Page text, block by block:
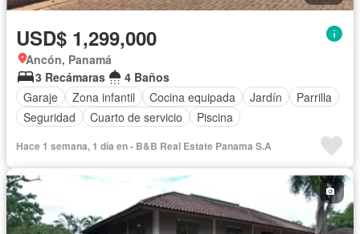
USD$ 1,299,000
Ancón, Panamá
3 Recámaras
4 Baños
Garaje
Zona infantil Cocina equipada Jardín
Parrilla
Seguridad
Cuarto de servicio Piscina
Hace 1 semana, 1 día en - B&B Real Estate Panama S.A